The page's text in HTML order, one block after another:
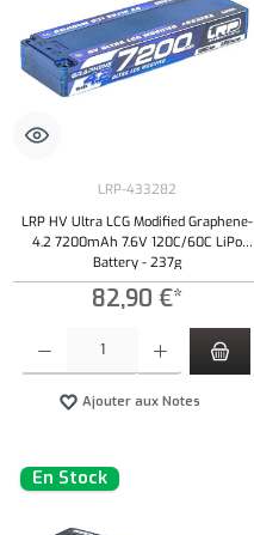
LRP-433282
LRP HV Ultra LCG Modified Graphene-
4.2 7200mAh 7.6V 120C/60C LiPo
Battery - 237g
82,90 €*
Ajouter aux Notes
En Stock